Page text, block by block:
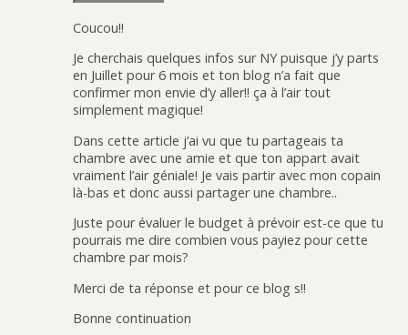
Coucou!!
Je cherchais quelques infos sur NY puisque j’y parts
en Juillet pour 6 mois et ton blog n’a fait que
confirmer mon envie d’y aller!! ça à l’air tout
simplement magique!
Dans cette article j’ai vu que tu partageais ta
chambre avec une amie et que ton appart avait
vraiment l’air géniale! Je vais partir avec mon copain
là-bas et donc aussi partager une chambre..
Juste pour évaluer le budget à prévoir est-ce que tu
pourrais me dire combien vous payiez pour cette
chambre par mois?
Merci de ta réponse et pour ce blog s!!
Bonne continuation